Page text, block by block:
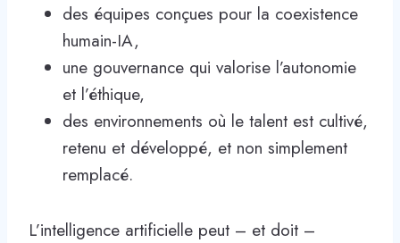
des équipes conçues pour la coexistence
humain-IA,
une gouvernance qui valorise l’autonomie
et l’éthique,
des environnements où le talent est cultivé,
retenu et développé, et non simplement
remplacé.
L’intelligence artificielle peut – et doit –